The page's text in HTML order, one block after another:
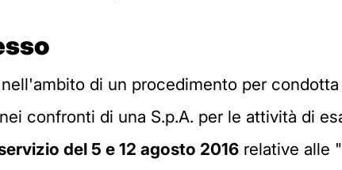
di un procedimento per
confronti di una S.p.A. per le attività di
del 5 e 12 agosto 2016 relative alle